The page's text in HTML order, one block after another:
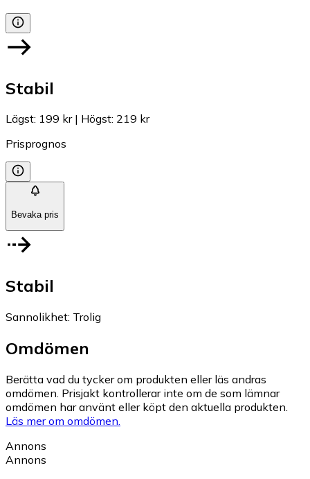
Stabil
Lägst: 199 kr| Högst: 219 kr
Prisprognos
Bevaka pris
Stabil
Sannolikhet: Trolig
Omdömen
Berätta vad du tycker om produkten eller läs andras
omdömen. Prisjakt kontrollerar inte om de som lämnar
omdömen har använt eller köpt den aktuella produkten.
Läs mer om omdömen.
Annons
Annons